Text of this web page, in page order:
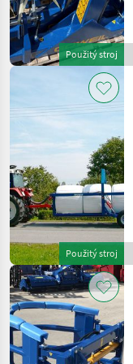
Použitý stroj
Použitý stroj